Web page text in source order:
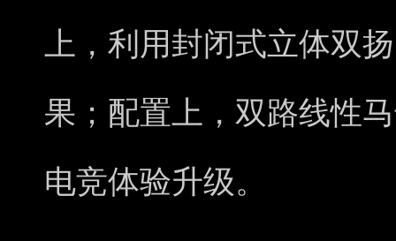
上，利用封闭式立体双
果；配置上，双路线性
电竞体验升级。